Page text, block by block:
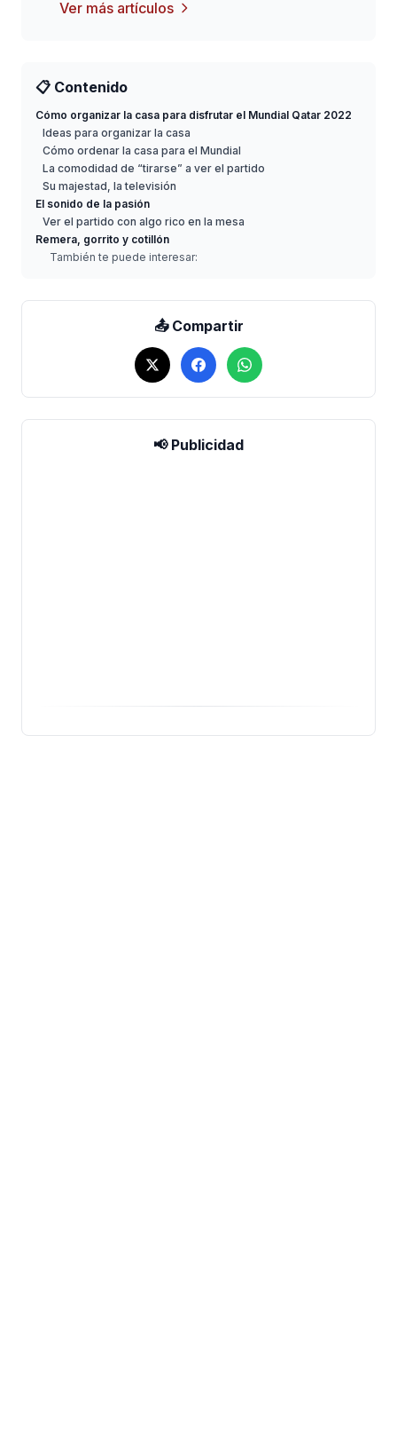
📋 Contenido
Cómo organizar la casa para disfrutar el Mundial Qatar 2022
Ideas para organizar la casa
Cómo ordenar la casa para el Mundial
La comodidad de “tirarse” a ver el partido
Su majestad, la televisión
El sonido de la pasión
Ver el partido con algo rico en la mesa
Remera, gorrito y cotillón
También te puede interesar:
📤 Compartir
📢 Publicidad
Ver más artículos